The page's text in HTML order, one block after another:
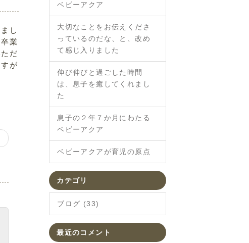
し
業
だ
が
ベビーアクア
大切なことをお伝えくださ
っているのだな、と、改め
て感じ入りました
伸び伸びと過ごした時間
は、息子を癒してくれまし
た
息子の２年７か月にわたる
ベビーアクア
ベビーアクアが育児の原点
カテゴリ
ブログ (33)
最近のコメント